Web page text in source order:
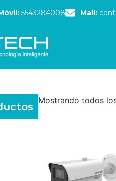
5543284008 Mail:
Mostrando todos